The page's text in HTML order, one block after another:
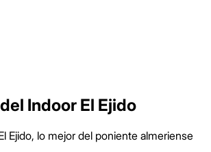
Indoor El Ejido
Ejido, lo mejor del poniente almeriense